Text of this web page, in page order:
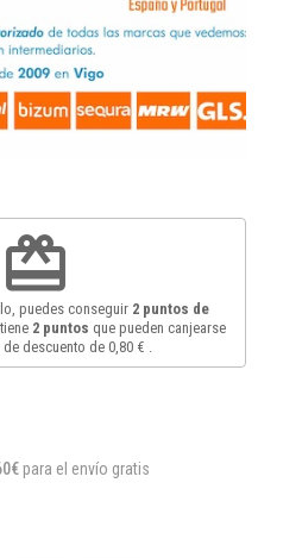
redeem
puedes conseguir 2 puntos de
2 puntos que pueden canjearse
descuento de 0,80 €
para el envío gratis